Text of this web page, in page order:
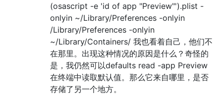
(osascript -e 'id of app "Preview"').plist -
onlyin ~/Library/Preferences -onlyin
/Library/Preferences -onlyin
~/Library/Containers/ 我也看着自己，他们不
在那里。出现这种情况的原因是什么？奇怪的
是，我仍然可以defaults read -app Preview
在终端中读取默认值。那么它来自哪里，是否
存储了另一个地方。